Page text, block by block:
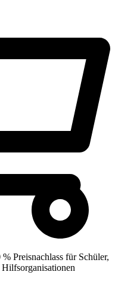
Preisnachlass für Schüler,